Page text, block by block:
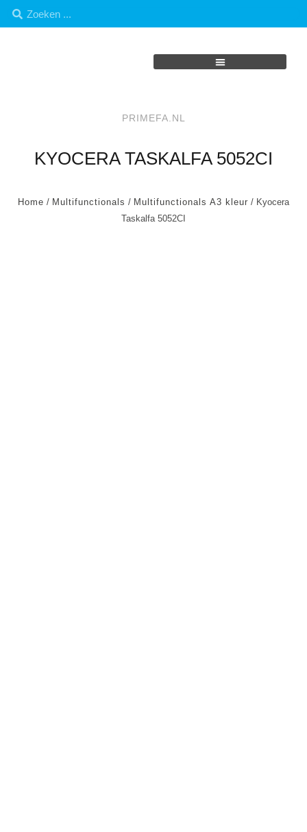
PRIMEFA.NL
KYOCERA TASKALFA 5052CI
Home / Multifunctionals / Multifunctionals A3 kleur / Kyocera
Taskalfa 5052CI